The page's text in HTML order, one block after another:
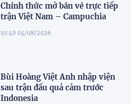
Chính thức mở bán vé trực tiếp
trận Việt Nam – Campuchia
10:40 04/08/2026
Bùi Hoàng Việt Anh nhập viện
sau trận đấu quả cảm trước
Indonesia